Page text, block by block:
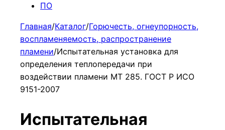
ПО
Главная/Каталог/Горючесть, огнеупорность,
воспламеняемость, распространение
пламени/Испытательная установка для
определения теплопередачи при
воздействии пламени МТ 285. ГОСТ Р ИСО
9151-2007
Испытательная